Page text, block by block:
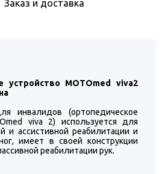
Заказ и доставка
устройство MOTOmed viva2
инвалидов (ортопедическое
viva 2) используется для
и ассистивной реабилитации и
имеет в своей конструкции
реабилитации рук.